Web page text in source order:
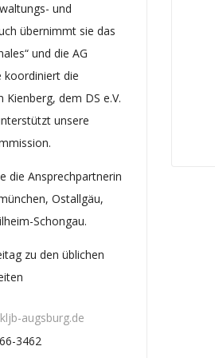
und
übernimmt sie das
und die AG
koordiniert die
dem DS e.V.
unsere
die Ansprechpartnerin
Ostallgäu,
Schongau.
zu den üblichen
augsburg.de
3462